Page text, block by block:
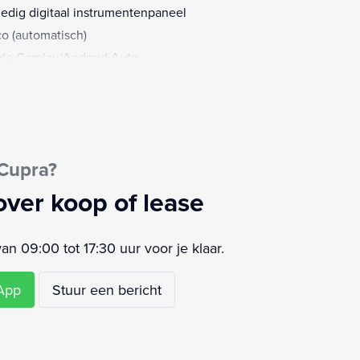
digitaal instrumentenpaneel
(automatisch)
Carplay/Android Auto
exterieur delen
airbag(s) achter
airbag(s) voor
(verstelbaar)
aan stuurwiel
koop of lease
09:00 tot 17:30 uur voor je klaar.
Stuur een bericht